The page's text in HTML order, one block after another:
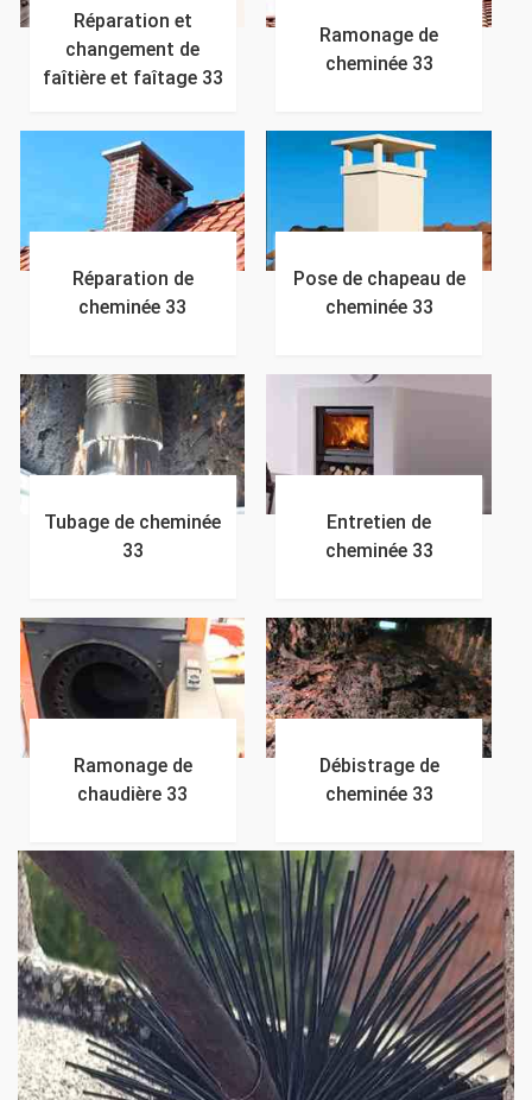
Réparation et
changement de
faîtière et faîtage 33
Ramonage de
cheminée 33
Réparation de
cheminée 33
Pose de chapeau de
cheminée 33
Tubage de cheminée
33
Entretien de
cheminée 33
Ramonage de
chaudière 33
Débistrage de
cheminée 33